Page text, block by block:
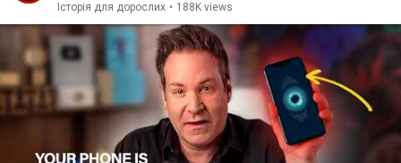
Історія для дорослих • 188K views